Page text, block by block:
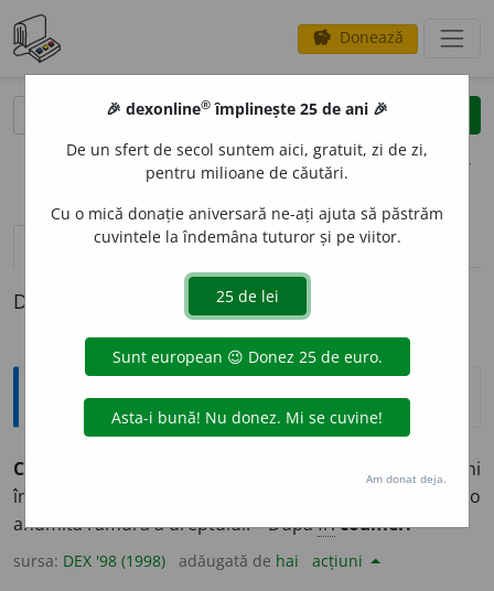
savings Donează
clear
opțiuni
definiții (1)
Definiția cu ID-ul 53229:
Explicative DEX
CODIFIC
A sistematiza și a reuni
într-un cod
normele juridice care se referă la o
anumită ramură a dreptului. – Dupăfr.codifier.
sursa: DEX '98 (1998) adăugată de hai acțiuni
🎉 dexonline® împlinește 25 de ani 🎉
De un sfert de secol suntem aici, gratuit, zi de zi,
pentru milioane de căutări.
Cu o mică donație aniversară ne-ați ajuta să păstrăm
cuvintele la îndemâna tuturor și pe viitor.
Am donat deja.